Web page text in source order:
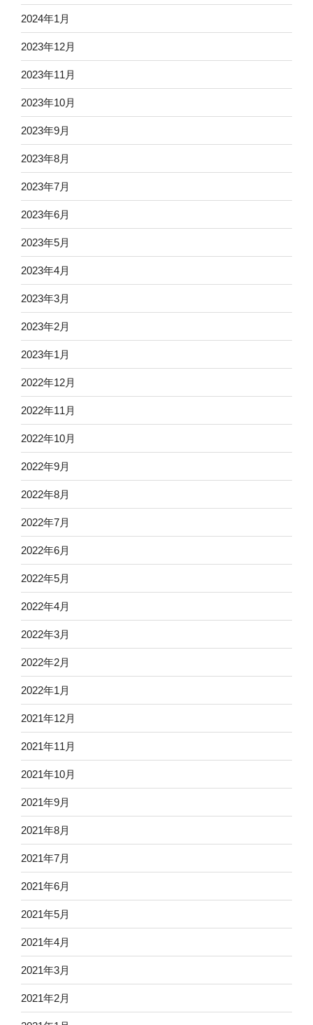
2024年1月
2023年12月
2023年11月
2023年10月
2023年9月
2023年8月
2023年7月
2023年6月
2023年5月
2023年4月
2023年3月
2023年2月
2023年1月
2022年12月
2022年11月
2022年10月
2022年9月
2022年8月
2022年7月
2022年6月
2022年5月
2022年4月
2022年3月
2022年2月
2022年1月
2021年12月
2021年11月
2021年10月
2021年9月
2021年8月
2021年7月
2021年6月
2021年5月
2021年4月
2021年3月
2021年2月